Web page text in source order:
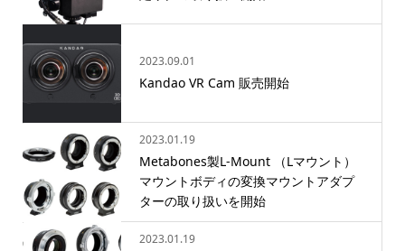
2023.09.01
Kandao VR Cam 販売開始
2023.01.19
Metabones製L-Mount （Lマウント）
マウントボディの変換マウントアダプ
ターの取り扱いを開始
2023.01.19